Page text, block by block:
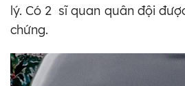
lý. Có 2 sĩ quan quân đội
chứng.